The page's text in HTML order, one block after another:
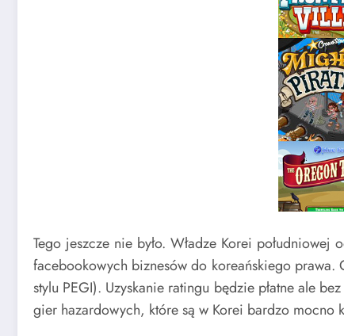
Tego jeszcze nie było. Władze Korei
facebookowych biznesów do koreańskiego
stylu PEGI). Uzyskanie ratingu będzie płatne ale
gier hazardowych, które są w Korei bardzo mocno